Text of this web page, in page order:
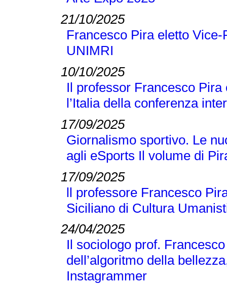
21/10/2025
Francesco Pira eletto
UNIMRI
10/10/2025
Il professor Francesco
l’Italia della conferenza
17/09/2025
Giornalismo sportivo. Le
agli eSports Il volume di
17/09/2025
ll professore Francesco
Siciliano di Cultura
24/04/2025
Il sociologo prof.
dell’algoritmo della
Instagrammer